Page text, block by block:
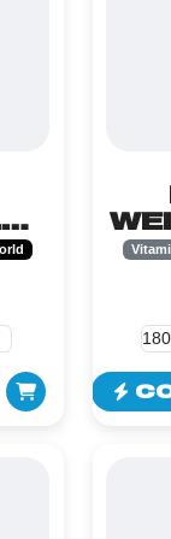
-